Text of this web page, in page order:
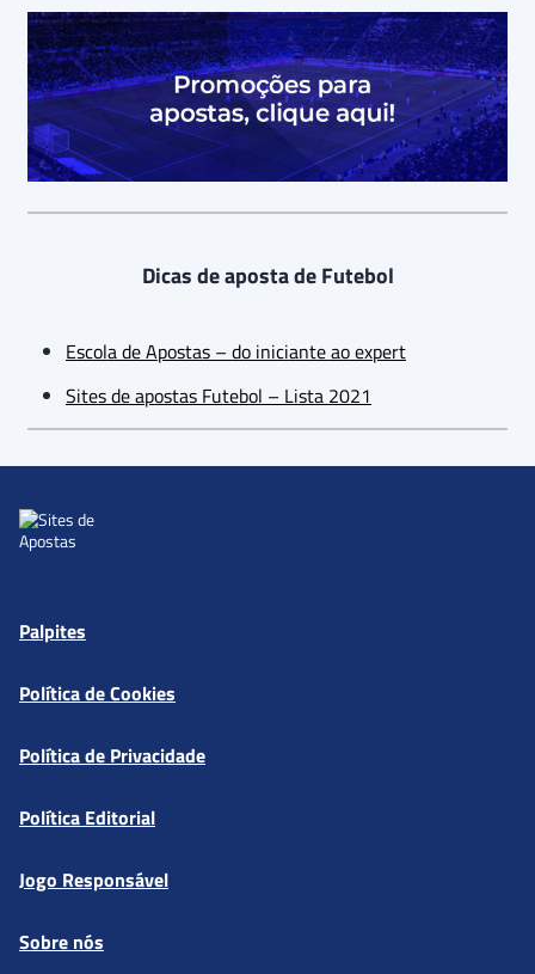
Dicas de aposta de Futebol
Escola de Apostas – do iniciante ao expert
Sites de apostas Futebol – Lista 2021
Palpites
Política de Cookies
Política de Privacidade
Política Editorial
Jogo Responsável
Sobre nós